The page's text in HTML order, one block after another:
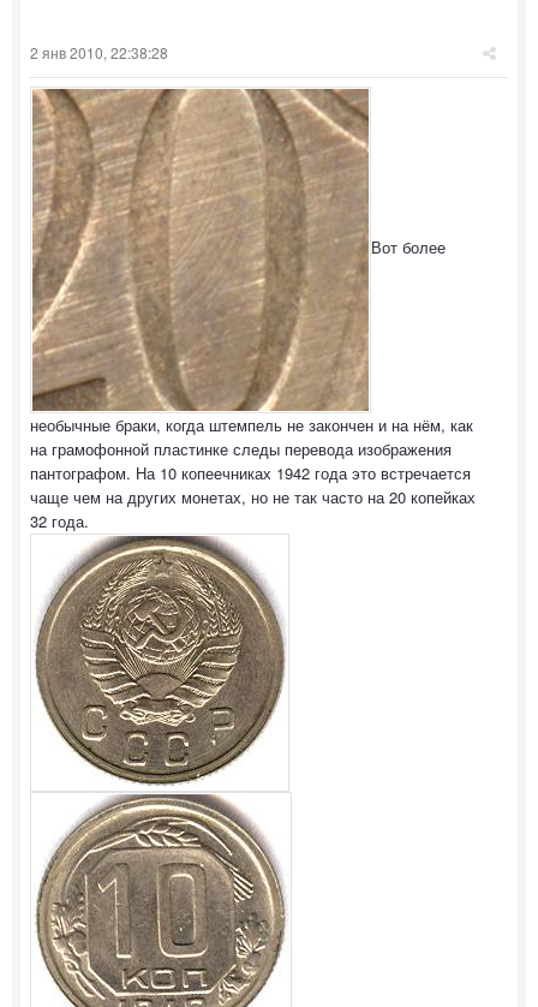
2 янв 2010, 22:38:28
Вот более
необычные браки, когда штемпель не закончен и на нём, как
на грамофонной пластинке следы перевода изображения
пантографом. На 10 копеечниках 1942 года это встречается
чаще чем на других монетах, но не так часто на 20 копейках
32 года.